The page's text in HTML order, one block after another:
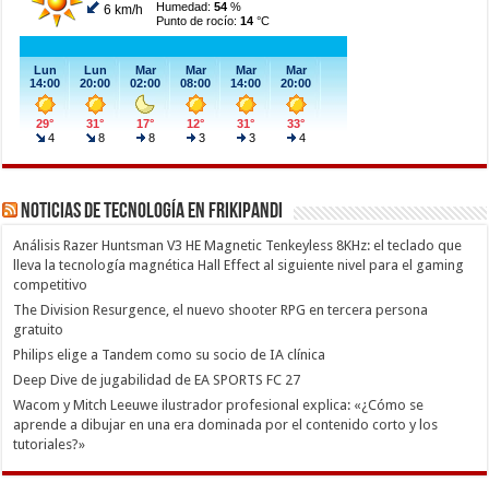
Noticias de Tecnología en Frikipandi
Análisis Razer Huntsman V3 HE Magnetic Tenkeyless 8KHz: el teclado que
lleva la tecnología magnética Hall Effect al siguiente nivel para el gaming
competitivo
The Division Resurgence, el nuevo shooter RPG en tercera persona
gratuito
Philips elige a Tandem como su socio de IA clínica
Deep Dive de jugabilidad de EA SPORTS FC 27
Wacom y Mitch Leeuwe ilustrador profesional explica: «¿Cómo se
aprende a dibujar en una era dominada por el contenido corto y los
tutoriales?»